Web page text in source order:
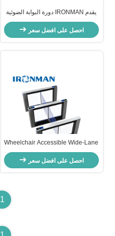
يقدم IRONMAN دورة البوابة الضوئية
السريعة وصولًا سريعًا وآمنًا للمشاة مع
الكشف المتقدم بالأشعة تحت الحمراء
تصميمًا أنيقًا وتكاملات متعددة لمراقبة
احصل على افضل سعر
Wheelchair Accessible Wide-Lane
Swing Barrier Gate – Optical
Swing Turnstile for Airports &
Stadiums
احصل على افضل سعر
1